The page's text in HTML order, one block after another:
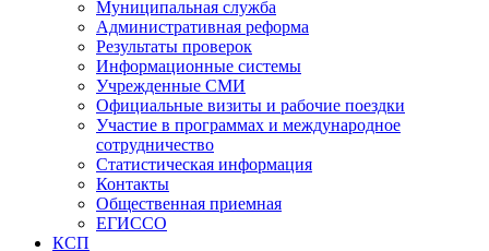
Муниципальная служба
Административная реформа
Результаты проверок
Информационные системы
Учрежденные СМИ
Официальные визиты и рабочие поездки
Участие в программах и международное
сотрудничество
Статистическая информация
Контакты
Общественная приемная
ЕГИССО
КСП